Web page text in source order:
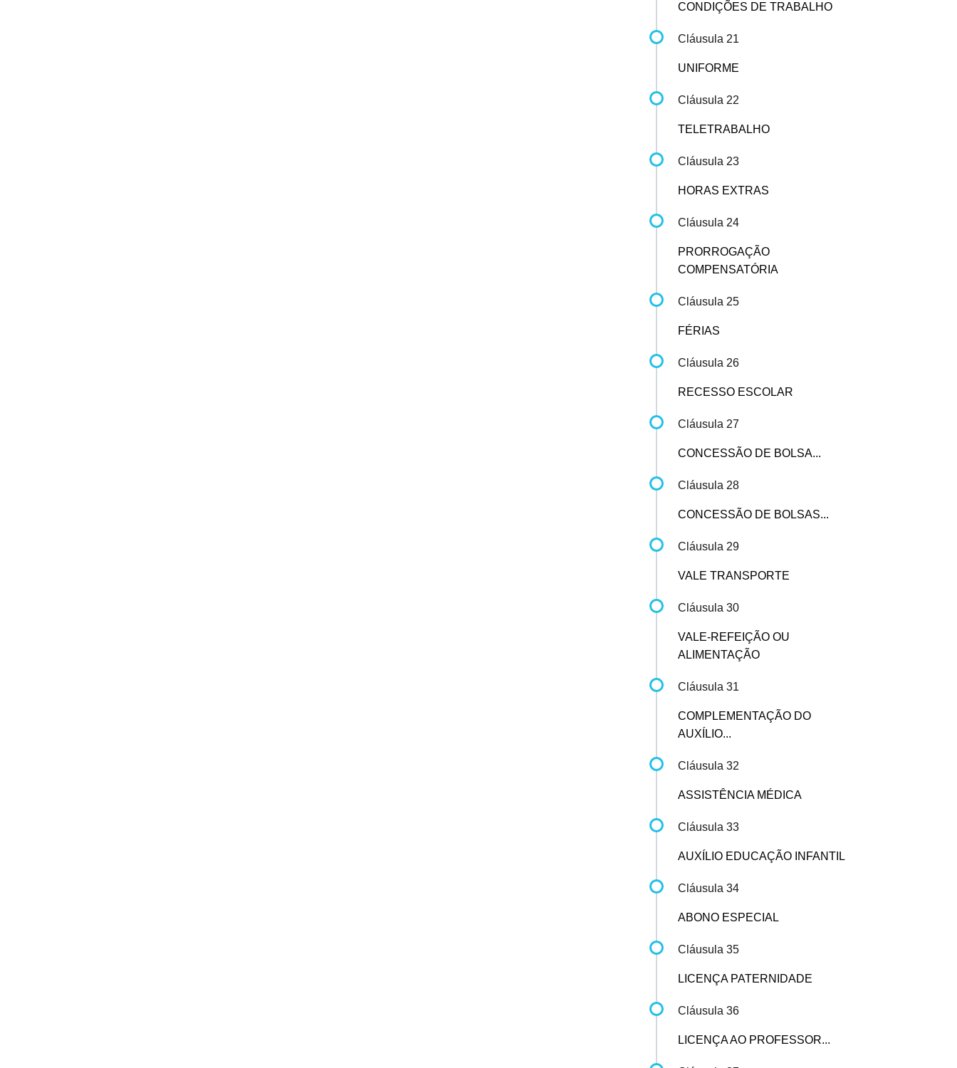
CONDIÇÕES DE TRABALHO
Cláusula 21
UNIFORME
Cláusula 22
TELETRABALHO
Cláusula 23
HORAS EXTRAS
Cláusula 24
PRORROGAÇÃO
COMPENSATÓRIA
Cláusula 25
FÉRIAS
Cláusula 26
RECESSO ESCOLAR
Cláusula 27
CONCESSÃO DE BOLSA...
Cláusula 28
CONCESSÃO DE BOLSAS...
Cláusula 29
VALE TRANSPORTE
Cláusula 30
VALE-REFEIÇÃO OU
ALIMENTAÇÃO
Cláusula 31
COMPLEMENTAÇÃO DO
AUXÍLIO...
Cláusula 32
ASSISTÊNCIA MÉDICA
Cláusula 33
AUXÍLIO EDUCAÇÃO INFANTIL
Cláusula 34
ABONO ESPECIAL
Cláusula 35
LICENÇA PATERNIDADE
Cláusula 36
LICENÇA AO PROFESSOR...